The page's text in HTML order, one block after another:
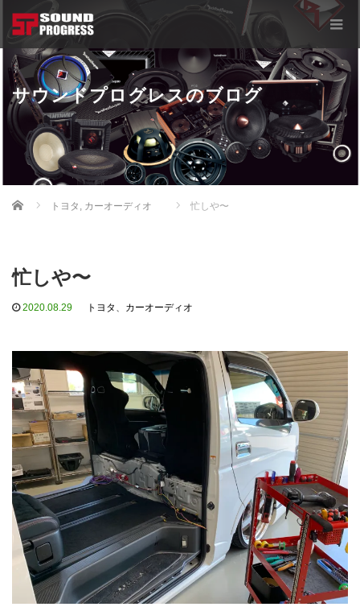
サウンドプログレスのブログ
Home トヨタ , カーオーディオ 忙しや〜
忙しや〜
2020.08.29 トヨタ 、 カーオーディオ